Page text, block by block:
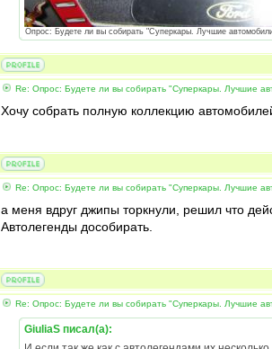
Опрос: Будете ли вы собирать "Суперкары. Лучшие
Re: Опрос: Будете ли вы собирать "Суперкары. Лучшие
Хочу собрать полную коллекцию
Re: Опрос: Будете ли вы собирать "Суперкары. Лучшие
а меня вдруг джипы торкнули, решил что
Автолегенды дособирать.
Re: Опрос: Будете ли вы собирать "Суперкары. Лучшие
GiuliaS писал(а):